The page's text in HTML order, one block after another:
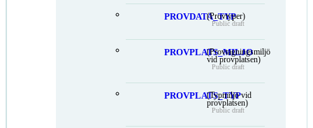
PROVDATA_TYP
(Provtyper)
Public draft
PROVPLATS_MILJO
(Provtagningsmiljö
vid provplatsen)
Public draft
PROVPLATS_TYP
(Typmiljö vid
provplatsen)
Public draft